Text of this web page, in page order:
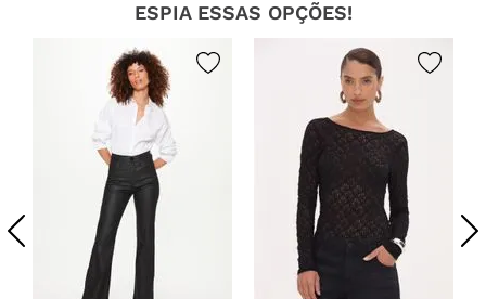
ESPIA ESSAS OPÇÕES!